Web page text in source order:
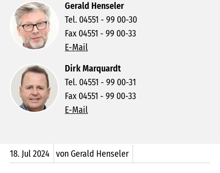
Gerald Henseler
Tel. 04551 - 99 00-30
Fax 04551 - 99 00-33
E-Mail
Dirk Marquardt
Tel. 04551 - 99 00-31
Fax 04551 - 99 00-33
E-Mail
18. Jul2024 von Gerald Henseler